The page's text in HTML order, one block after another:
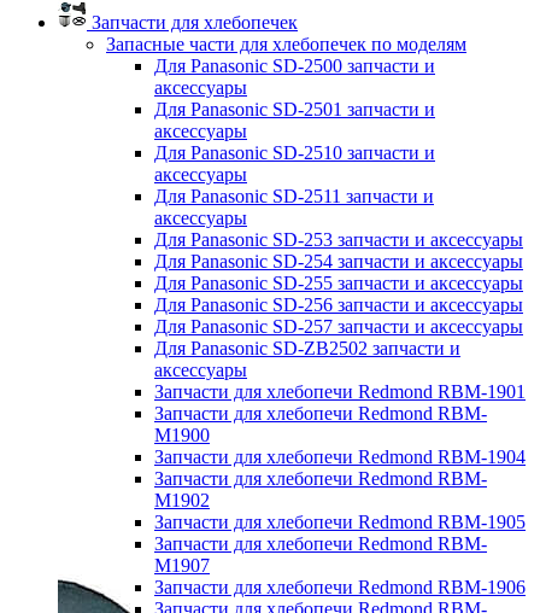
Запчасти для хлебопечек
Запасные части для хлебопечек по моделям
Для Panasonic SD-2500 запчасти и
аксессуары
Для Panasonic SD-2501 запчасти и
аксессуары
Для Panasonic SD-2510 запчасти и
аксессуары
Для Panasonic SD-2511 запчасти и
аксессуары
Для Panasonic SD-253 запчасти и аксессуары
Для Panasonic SD-254 запчасти и аксессуары
Для Panasonic SD-255 запчасти и аксессуары
Для Panasonic SD-256 запчасти и аксессуары
Для Panasonic SD-257 запчасти и аксессуары
Для Panasonic SD-ZB2502 запчасти и
аксессуары
Запчасти для хлебопечи Redmond RBM-1901
Запчасти для хлебопечи Redmond RBM-
M1900
Запчасти для хлебопечи Redmond RBM-1904
Запчасти для хлебопечи Redmond RBM-
M1902
Запчасти для хлебопечи Redmond RBM-1905
Запчасти для хлебопечи Redmond RBM-
M1907
Запчасти для хлебопечи Redmond RBM-1906
Запчасти для хлебопечи Redmond RBM-